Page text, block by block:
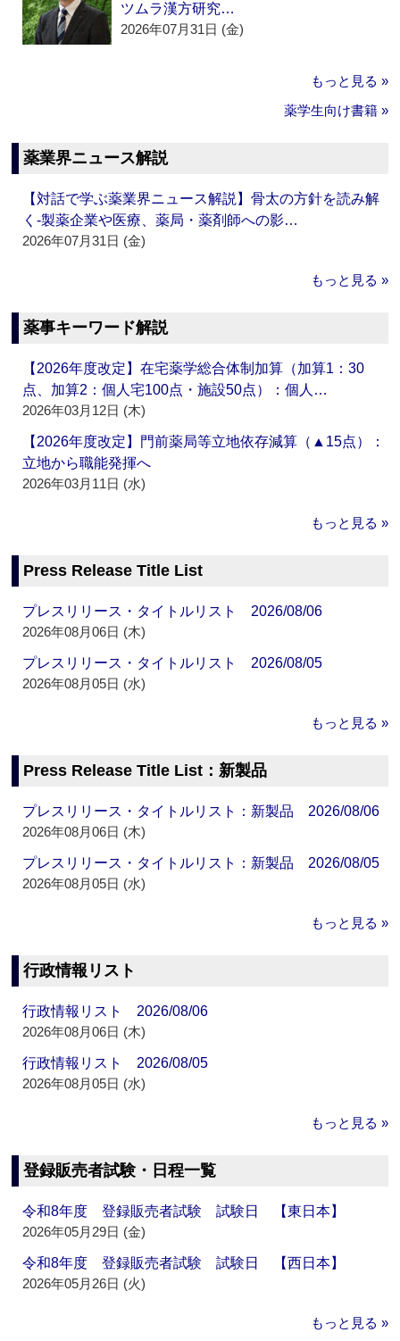
ツムラ漢方研究…
2026年07月31日 (金)
もっと見る »
薬学生向け書籍 »
薬業界ニュース解説
【対話で学ぶ薬業界ニュース解説】骨太の方針を読み解
く‐製薬企業や医療、薬局・薬剤師への影…
2026年07月31日 (金)
もっと見る »
薬事キーワード解説
【2026年度改定】在宅薬学総合体制加算（加算1：30
点、加算2：個人宅100点・施設50点）：個人…
2026年03月12日 (木)
【2026年度改定】門前薬局等立地依存減算（▲15点）：
立地から職能発揮へ
2026年03月11日 (水)
もっと見る »
Press Release Title List
プレスリリース・タイトルリスト 2026/08/06
2026年08月06日 (木)
プレスリリース・タイトルリスト 2026/08/05
2026年08月05日 (水)
もっと見る »
Press Release Title List：新製品
プレスリリース・タイトルリスト：新製品 2026/08/06
2026年08月06日 (木)
プレスリリース・タイトルリスト：新製品 2026/08/05
2026年08月05日 (水)
もっと見る »
行政情報リスト
行政情報リスト 2026/08/06
2026年08月06日 (木)
行政情報リスト 2026/08/05
2026年08月05日 (水)
もっと見る »
登録販売者試験・日程一覧
令和8年度 登録販売者試験 試験日 【東日本】
2026年05月29日 (金)
令和8年度 登録販売者試験 試験日 【西日本】
2026年05月26日 (火)
もっと見る »